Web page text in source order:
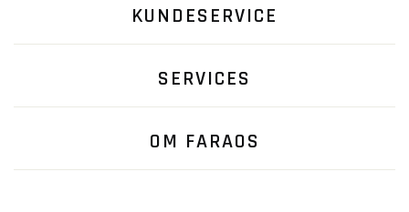
KUNDESERVICE
SERVICES
OM FARAOS